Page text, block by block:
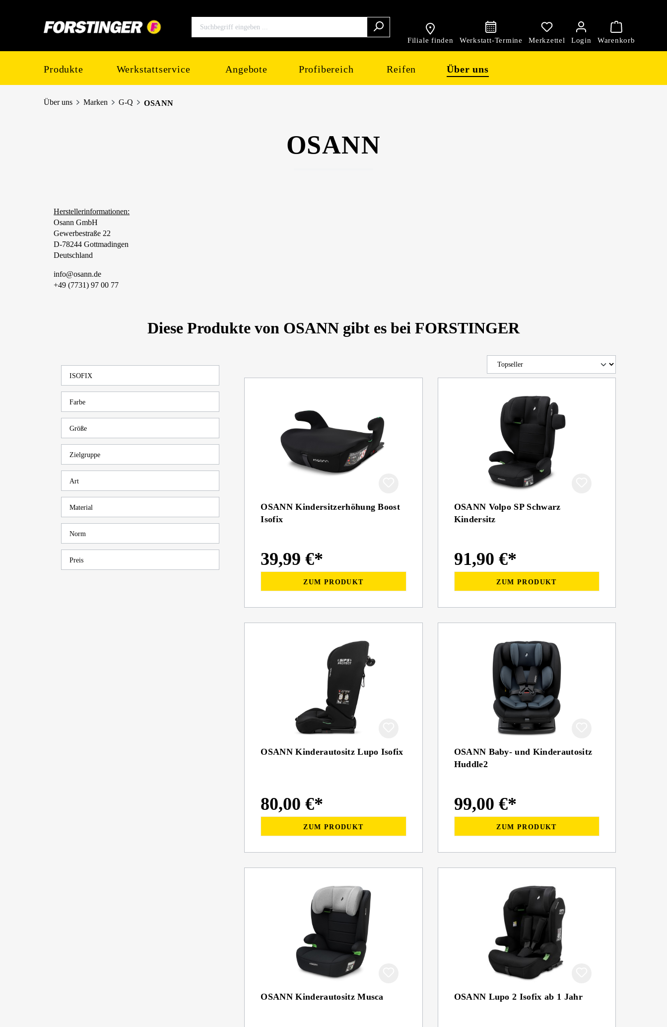
Filiale finden
Produkte Werkstattservice Angebote Profibereich Reifen Über uns
Über uns Marken G-Q OSANN
OSANN
Herstellerinformationen:
Osann GmbH
Gewerbestraße 22
D-78244 Gottmadingen
Deutschland
info@osann.de
+49 (7731) 97 00 77
Diese Produkte von OSANN gibt es bei FORSTINGER
ISOFIX
Farbe
Größe
Zielgruppe
Art
Material
Norm
Preis
OSANN Kindersitzerhöhung Boost
Isofix
39,99 €*
ZUM PRODUKT
OSANN Volpo SP Schwarz
Kindersitz
91,90 €*
ZUM PRODUKT
OSANN Kinderautositz Lupo Isofix
80,00 €*
ZUM PRODUKT
OSANN Baby- und Kinderautositz
Huddle2
99,00 €*
ZUM PRODUKT
OSANN Kinderautositz Musca OSANN Lupo 2 Isofix ab 1 Jahr